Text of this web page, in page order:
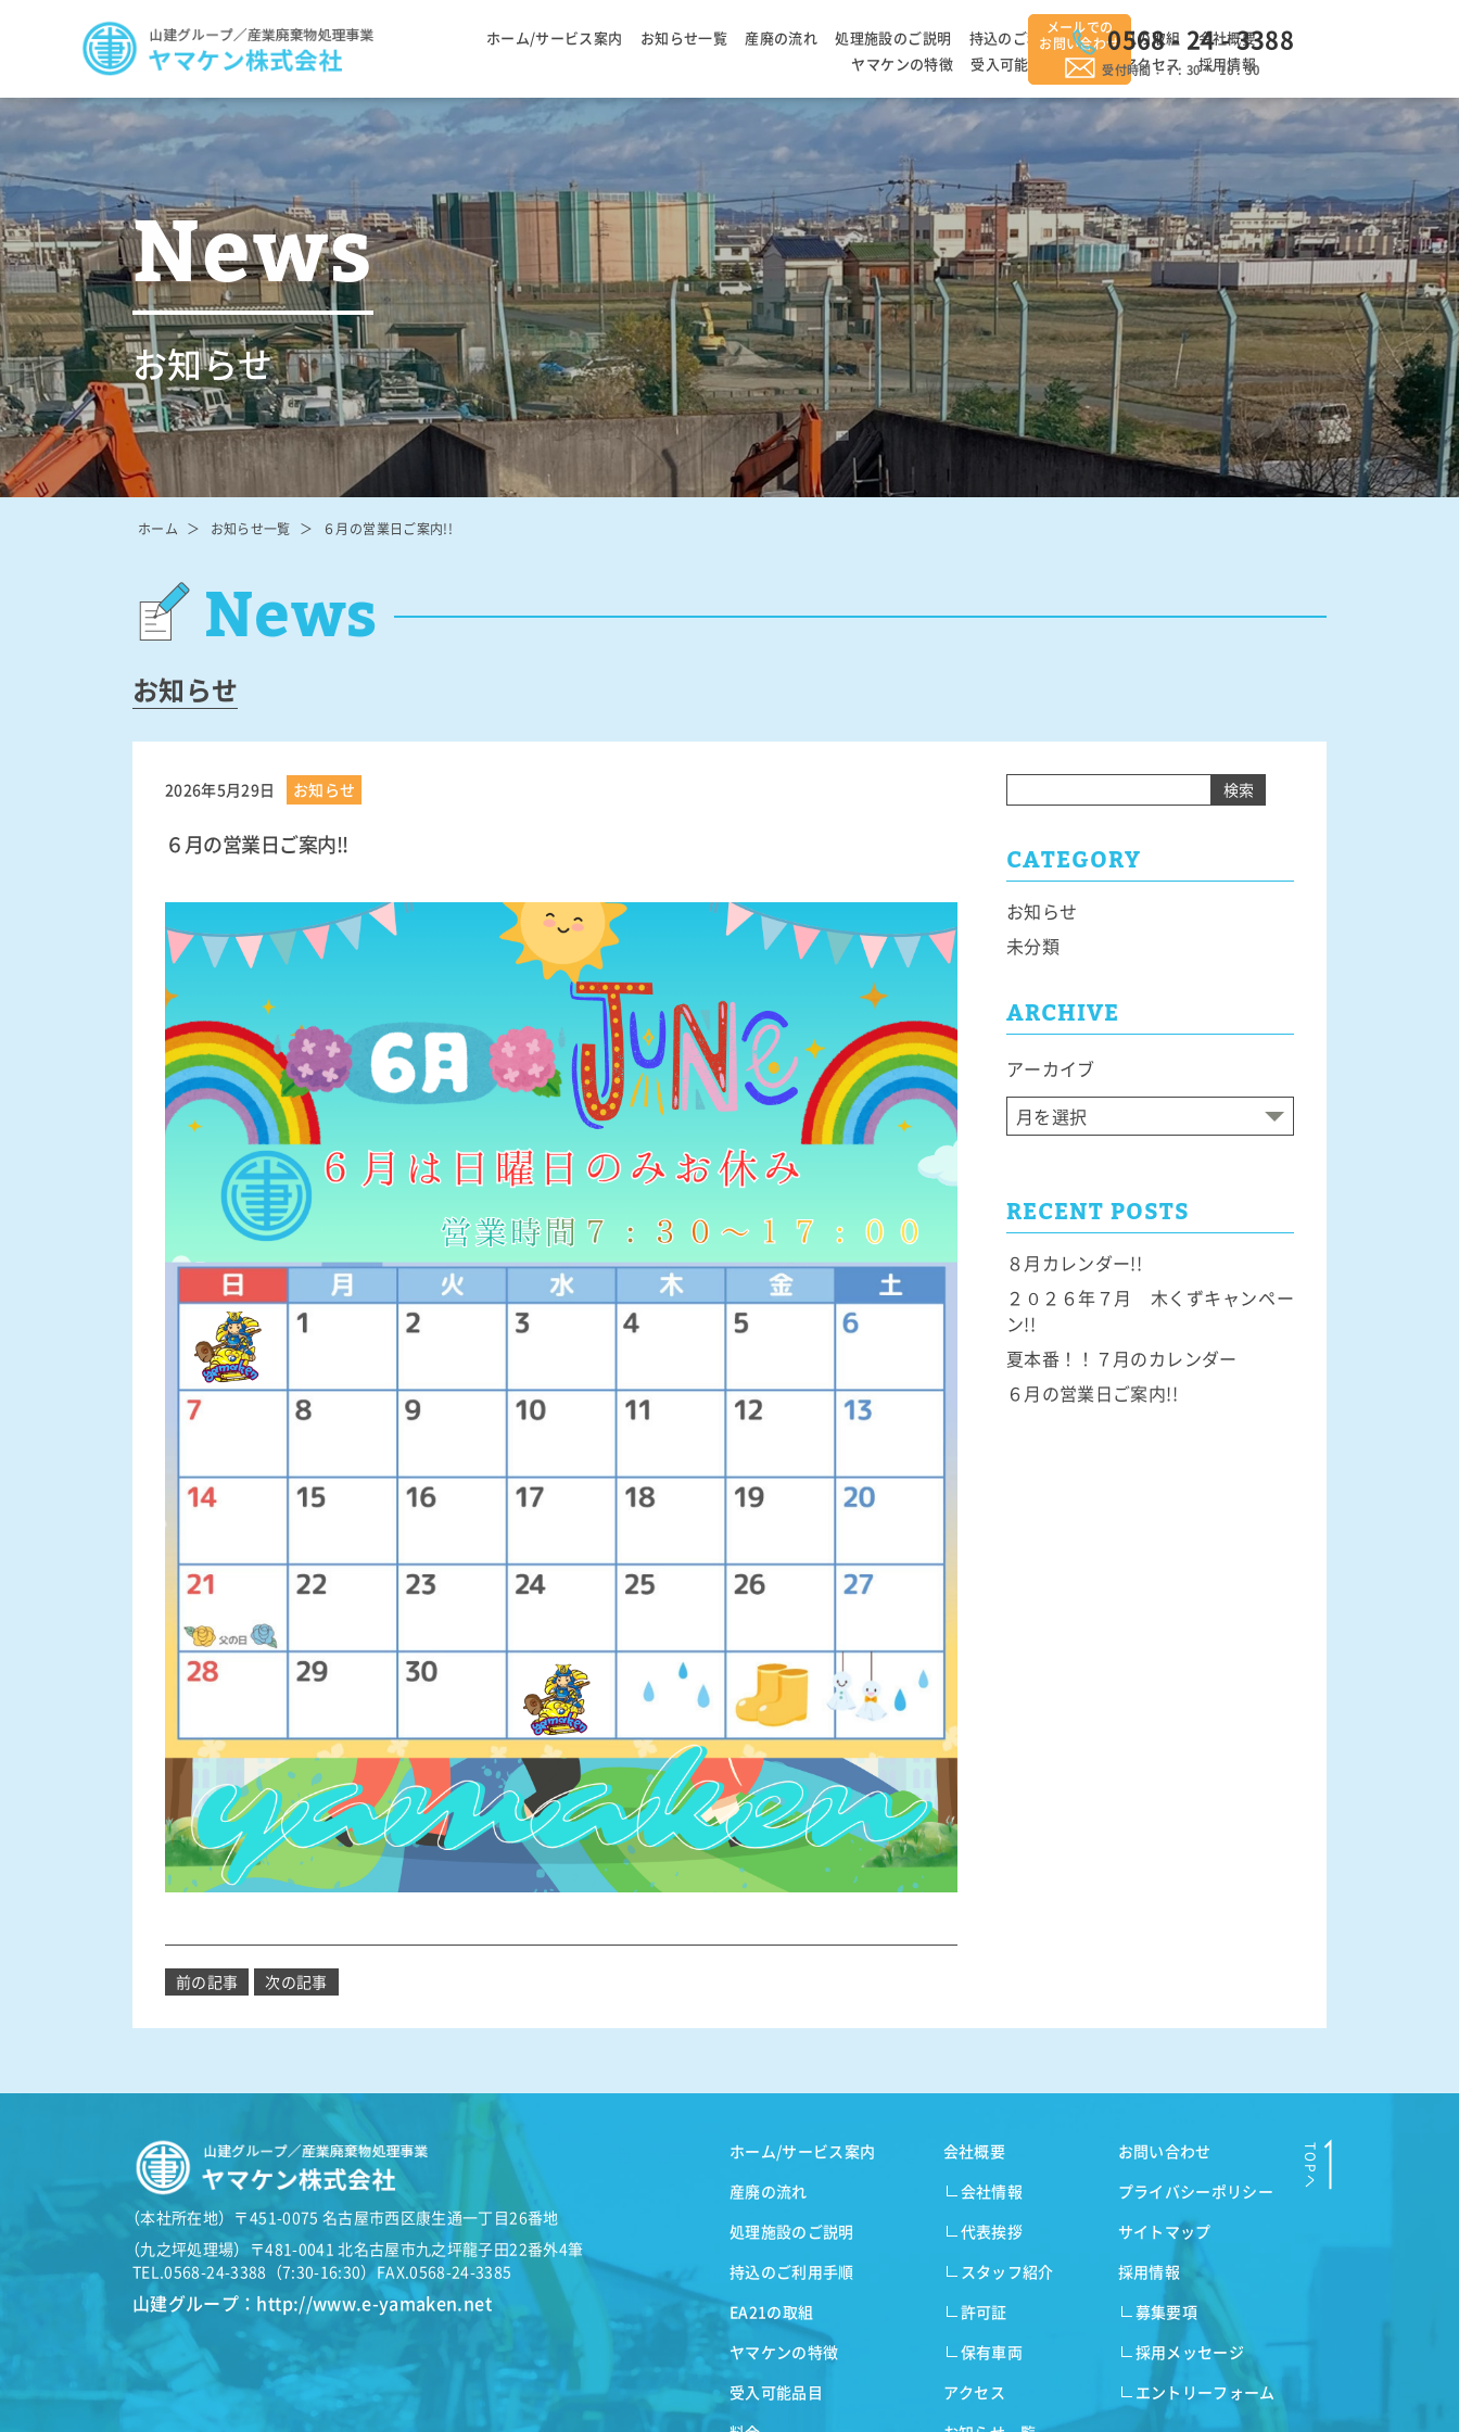
ホーム/サービス案内 お知らせ一覧 産廃の流れ 処理施設のご説明 持込のご利用手順 EA21の取組
会社概要
ヤマケンの特徴
受入可能品目 料金 アクセス 採用情報
メールでの
お問い合わせ0568 - 24 - 3388
受付時間： 7 : 30 ～ 16 : 30
News
お知らせ
ホーム お知らせ一覧 ６月の営業日ご案内!!
News
お知らせ
2026年5月29日 お知らせ
６月の営業日ご案内!!
投
稿
ー
ョ
ン
前の記事 次の記事
検索
CATEGORY
お知らせ
未分類
ARCHIVE
アーカイブ
RECENT POSTS
８月カレンダー!!
２０２６年７月 木くずキャンペー
ン!!
夏本番！！７月のカレンダー
６月の営業日ご案内!!
（本社所在地） 〒451-0075 名古屋市西区康生通一丁目26番地
（九之坪処理場） 〒481-0041 北名古屋市九之坪龍子田22番外4筆
TEL.0568-24-3388（7:30-16:30）FAX.0568-24-3385
山建グループ： http://www.e-yamaken.net
ホーム/サービス案内
産廃の流れ
処理施設のご説明
持込のご利用手順
EA21の取組
ヤマケンの特徴
受入可能品目
会社概要
会社情報
代表挨拶
スタッフ紹介
許可証
保有車両
アクセス
お問い合わせ
プライバシーポリシー
サイトマップ
採用情報
募集要項
採用メッセージ
エントリーフォーム